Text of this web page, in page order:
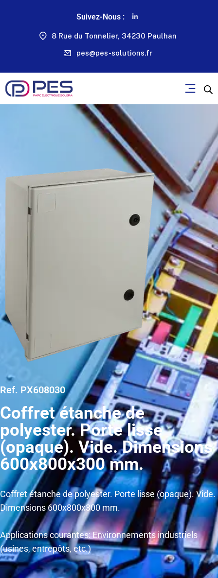
Suivez-Nous :
8 Rue du Tonnelier, 34230 Paulhan
pes@pes-solutions.fr
Ref. PX608030
Coffret étanche de
polyester. Porte lisse
(opaque). Vide. Dimensions
600x800x300 mm.
Coffret étanche de polyester. Porte lisse (opaque). Vide.
Dimensions 600x800x300 mm.
Applications courantes: Environnements industriels
(usines, entrepôts, etc.)